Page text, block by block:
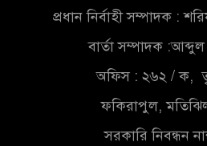
এখনই
প্রধান নির্বাহী সম্পাদক :
বার্তা সম্পাদক
অফিস : ২৬২ / ক,
ফকিরাপুল,
সরকারি নিবন্ধন